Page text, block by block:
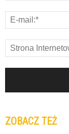
ZOBACZ TEŻ